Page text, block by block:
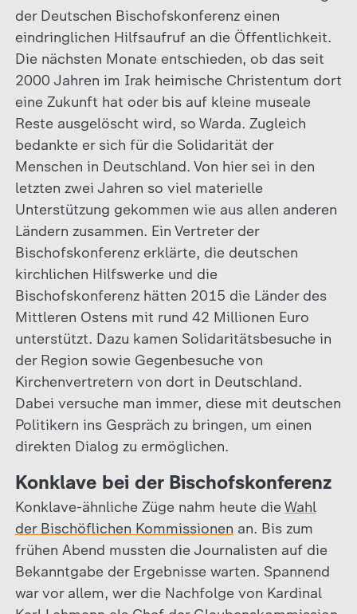
der Deutschen Bischofskonferenz einen
eindringlichen Hilfsaufruf an die Öffentlichkeit.
Die nächsten Monate entschieden, ob das seit
2000 Jahren im Irak heimische Christentum dort
eine Zukunft hat oder bis auf kleine museale
Reste ausgelöscht wird, so Warda. Zugleich
bedankte er sich für die Solidarität der
Menschen in Deutschland. Von hier sei in den
letzten zwei Jahren so viel materielle
Unterstützung gekommen wie aus allen anderen
Ländern zusammen. Ein Vertreter der
Bischofskonferenz erklärte, die deutschen
kirchlichen Hilfswerke und die
Bischofskonferenz hätten 2015 die Länder des
Mittleren Ostens mit rund 42 Millionen Euro
unterstützt. Dazu kamen Solidaritätsbesuche in
der Region sowie Gegenbesuche von
Kirchenvertretern von dort in Deutschland.
Dabei versuche man immer, diese mit deutschen
Politikern ins Gespräch zu bringen, um einen
direkten Dialog zu ermöglichen.
Konklave bei der Bischofskonferenz
Konklave-ähnliche Züge nahm heute die Wahl
der Bischöflichen Kommissionen an. Bis zum
frühen Abend mussten die Journalisten auf die
Bekanntgabe der Ergebnisse warten. Spannend
war vor allem, wer die Nachfolge von Kardinal